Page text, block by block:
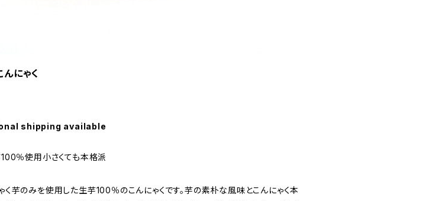
にゃく
shipping available
％使用小さくても本格派
く芋のみを使用した生芋100％のこんにゃくです。芋の素朴な風味とこんにゃく本